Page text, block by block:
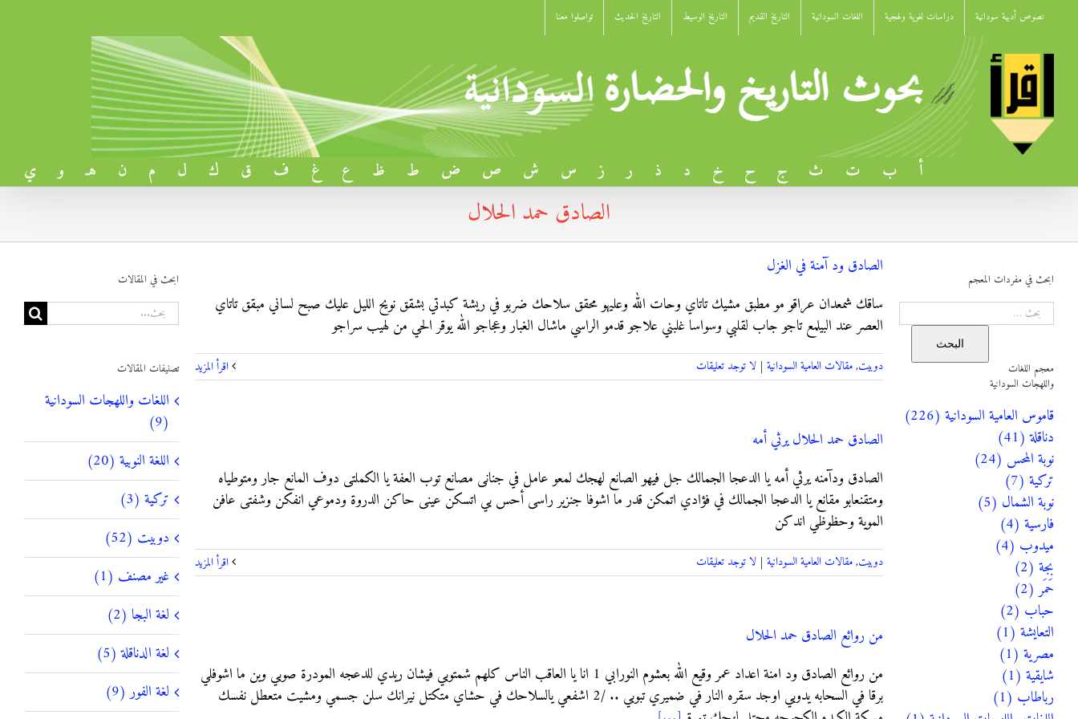
content
نصوص أدبية سودانية دراسات لغوية ولهجية اللغات السودانية التاريخ القديم التاريخ الوسيط التاريخ الحديث تواصلوا معنا
أ ب ت ث ج ح خ د ذ ر ز س ش ص ض ط ظ ع غ ف ق ك ل م ن هـ و ي
الصادق حمد الحلال
الصادق ود آمنة في الغزل
ساقك شمعدان عراقو مو مطبق مشيك تاتاي وحات الله وعليهو محقق سلاحك ضربو في ريشة كبدتي بشقق نويح الليل عليك صبح لساني مبقق تاتاي
العصر عند البيلمع تاجو جاب لقلبي وسواسا غلبني علاجو قدمو الراسي ماشال الغبار وعجاجو الله يوقر الحي من لهيب سراجو
دوبيت,مقالات العامية السودانية | لا توجد تعليقات ‫اقرأ المزيد
الصادق حمد الحلال يرثي أمه
اﻟﺼﺎﺩﻕ ﻭﺩﺁﻣﻨﻪ يرثي أمه ﻳﺎ ﺍﻟﺪﻋﺠﺎ ﺍﻟﺠﻤﺎﻟﻚ ﺟﻞ ﻓﻴﻬﻮ ﺍﻟﺼﺎﻧﻊ ﻟﻬﺠﻚ ﻟﻤﻌﻮ ﻋﺎﻣﻞ في ﺟﻨﺎﻧﻰ ﻣﺼﺎﻧﻊ ﺗﻮﺏ ﺍﻟﻌﻔﺔ ﻳﺎ ﺍﻟﻜﻤﻠﺘﻰ ﺩﻭﻑ ﺍﻟﻤﺎﻧﻊ ﺟﺎﺭ ﻭﻣﺘﻮﻃﻴﺎﻩ
ﻭﻣﺘﻘﻨﻌﺎﺑﻮ ﻣﻘﺎﻧﻊ ﻳﺎ ﺍﻟﺪﻋﺠﺎ ﺍﻟﺠﻤﺎﻟﻚ في ﻓﺆﺍﺩي ﺍﺗﻤﻜﻦ ﻗﺪﺭ ﻣﺎ ﺍﺷﻮﻓﺎ ﺟﻨﺰﻳﺮ ﺭﺍﺳﻰ ﺃﺣﺲ ﺑﻲ ﺍﺗﺴﻜﻦ ﻋﻴﻨﻰ ﺣﺎﻛﻦ ﺍﻟﺪﺭﻭﺓ ودموعي ﺍﻧﻔﻜﻦ ﻭﺷﻔﺘﻰ ﻋﺎﻓﻦ
ﺍﻟﻤﻮﻳﺔ ﻭحظوظي ﺍﻧﺪﻛﻦ
دوبيت,مقالات العامية السودانية | لا توجد تعليقات ‫اقرأ المزيد
من روائع الصادق حمد الحلال
من روائع الصادق ود امنة اعداد عمر وقيع الله بعشوم النورابي 1 ﺍﻧﺎ ﻳﺎ ﺍﻟﻌﺎﻗﺐ ﺍﻟﻨﺎﺱ ﻛﻠﻬﻢ ﺷﻤﺘﻮﺑﻲ ﻓﻴﺸﺎﻥ ﺭﻳﺪﻱ ﻟﻠﺪﻋﺠﻪ ﺍﻟﻤﻮﺩﺭﺓ ﺻﻮﺑﻲ ﻭﻳﻦ ﻣﺎ ﺍﺷﻮﻓﻠﻲ
ﺑﺮﻗﺎ ﻓﻲ ﺍﻟﺴﺤﺎﺑﻪ ﻳﺪﻭﺑﻲ ﺍﻭﺟﺪ ﺳﻘﺮﻩ ﺍﻟﻨﺎﺭ ﻓﻲ ﺿﻤﻴﺮﻱ ﺗﺒﻮﺑﻲ .. /2 ﺍﺷﻔﻌﻲ ﻳﺎﻟﺴﻼﺣﻚ ﻓﻲ ﺣﺸﺎﻱ ﻣﺘﻜﺘﻞ ﻧﻴﺮﺍﻧﻚ ﺳﻠﻦ ﺟﺴﻤﻲ ﻭﻣﺸﻴﺖ ﻣﺘﻌﻄﻞ ﻧﻔﺴﻚ
ابحث في المقالات
البحث
عن:
تصنيفات المقالات
اللغات واللهجات السودانية
(9)
اللغة النوبية (20)
تركية (3)
دوبيت (52)
غير مصنف (1)
لغة البجا (2)
لغة الدناقلة (5)
لغة الفور (9)
ابحث في مفردات المعجم
البحث
البحث
معجم اللغات
واللهجات السودانية
قاموس العامية السودانية (226)
دناقلة (41)
نوبة المحس (24)
تركية (7)
نوبة الشمال (5)
فارسية (4)
ميدوب (4)
بجة (2)
حَمَر (2)
حباب (2)
التعايشة (1)
مصرية (1)
شايقية (1)
رباطاب (1)